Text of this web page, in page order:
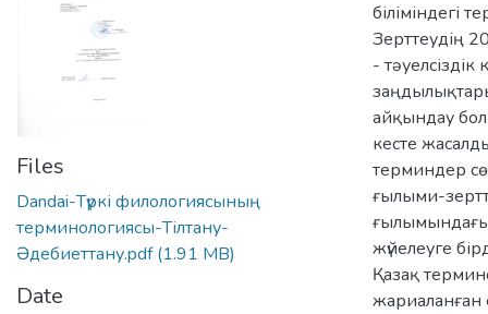
Files
Dandai-Түркі филологиясының
терминологиясы-Тілтану-
Әдебиеттану.pdf(1.91 MB)
Date
біліміндегі
Зерттеудің
-
айқындау
кесте
терминдер
ғылыми-
ғылымындағы
жүйелеуге
Қазақ
жариаланған